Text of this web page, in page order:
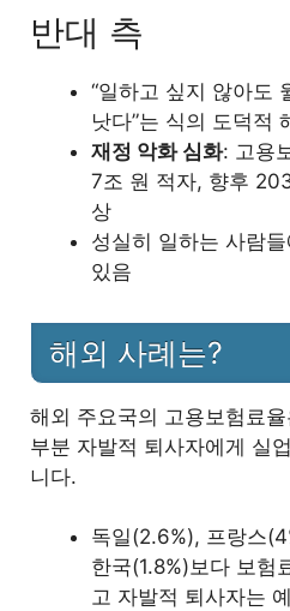
반대 측
“일하고 싶지 않아도
낫다”는 식의 도덕적
재정 악화 심화: 고용
7조 원 적자, 향후
상
성실히 일하는 사람
있음
해외 사례는?
해외 주요국의 고용보험료
부분 자발적 퇴사자에게 실
니다.
독일(2.6%), 프랑스
한국(1.8%)보다 보험
고 자발적 퇴사자는